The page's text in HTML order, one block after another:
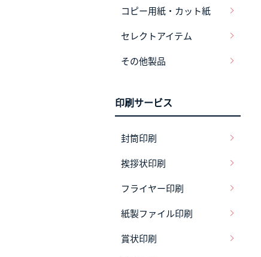
コピー用紙・カット紙
セレクトアイテム
その他製品
印刷サービス
封筒印刷
挨拶状印刷
フライヤー印刷
紙製ファイル印刷
賞状印刷